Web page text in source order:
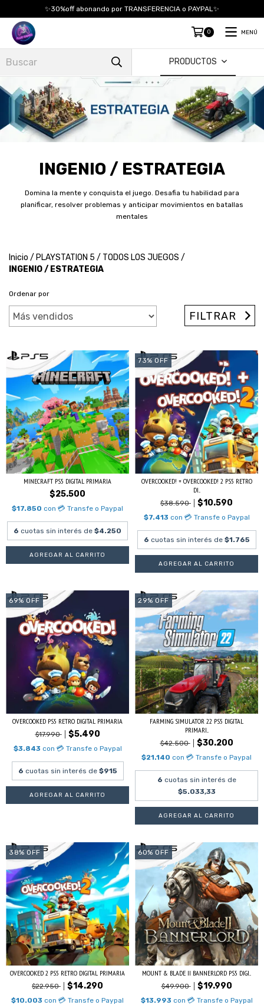
✨30%off abonando por TRANSFERENCIA o PAYPAL✨
0 MENÚ
PRODUCTOS
INGENIO / ESTRATEGIA
Domina la mente y conquista el juego. Desafia tu habilidad para
planificar, resolver problemas y anticipar movimientos en batallas
mentales
Inicio / PLAYSTATION 5 / TODOS LOS JUEGOS /
INGENIO / ESTRATEGIA
Ordenar por
FILTRAR
MINECRAFT PS5 DIGITAL PRIMARIA
$25.500
$17.850 con 💳 Transfe o Paypal
6 cuotas sin interés de $4.250
73% OFF
OVERCOOKED! + OVERCOOKED! 2 PS5 RETRO
DI...
$38.590 $10.590
$7.413 con 💳 Transfe o Paypal
6 cuotas sin interés de $1.765
69% OFF
OVERCOOKED PS5 RETRO DIGITAL PRIMARIA
$17.990 $5.490
$3.843 con 💳 Transfe o Paypal
6 cuotas sin interés de $915
29% OFF
FARMING SIMULATOR 22 PS5 DIGITAL
PRIMARI...
$42.500 $30.200
$21.140 con 💳 Transfe o Paypal
6 cuotas sin interés de
$5.033,33
38% OFF
OVERCOOKED 2 PS5 RETRO DIGITAL PRIMARIA
$22.950 $14.290
$10.003 con 💳 Transfe o Paypal
60% OFF
MOUNT & BLADE II BANNERLORD PS5 DIGI...
$49.900 $19.990
$13.993 con 💳 Transfe o Paypal